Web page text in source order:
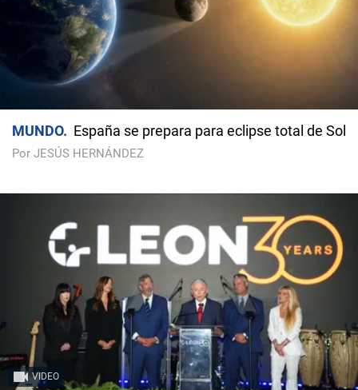
MUNDO España se prepara para eclipse total de Sol
Por JESÚS HERNÁNDEZ
VIDEO